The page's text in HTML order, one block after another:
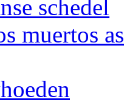
schedel
muertos